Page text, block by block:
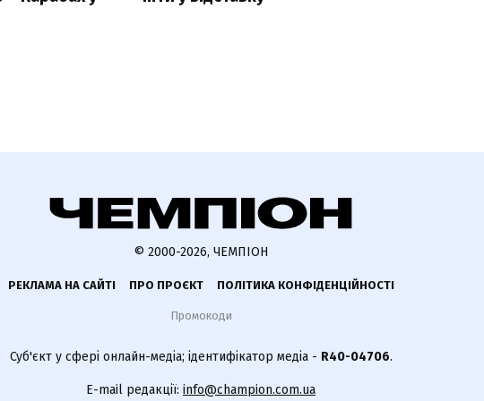
© 2000-2026, ЧЕМПІОН
РЕКЛАМА НА САЙТІ ПРО ПРОЄКТ ПОЛІТИКА КОНФІДЕНЦІЙНОСТІ
Промокоди
Суб'єкт у сфері онлайн-медіа; ідентифікатор медіа - R40-04706.
E-mail редакції: info@champion.com.ua